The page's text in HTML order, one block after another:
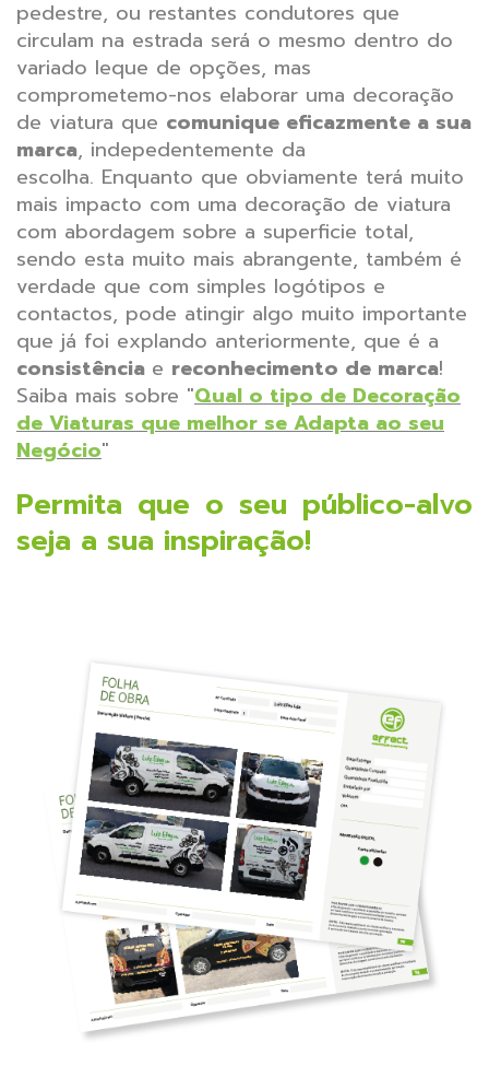
pedestre, ou restantes condutores que
circulam na estrada será o mesmo dentro do
variado leque de opções, mas
comprometemo-nos elaborar uma decoração
de viatura que comunique eficazmente a sua
marca, indepedentemente da
escolha. Enquanto que obviamente terá muito
mais impacto com uma decoração de viatura
com abordagem sobre a superficie total,
sendo esta muito mais abrangente, também é
verdade que com simples logótipos e
contactos, pode atingir algo muito importante
que já foi explando anteriormente, que é a
consistência e reconhecimento de marca!
Saiba mais sobre "Qual o tipo de Decoração
de Viaturas que melhor se Adapta ao seu
Negócio"
Permita que o seu público-alvo
seja a sua inspiração!